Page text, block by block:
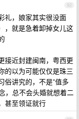
92
礼，娘家其实很没面
，就是急着卸掉女儿这
接近封建闽南，粤西更
的以为可能仅仅是珠三
俗讲究的，不是”值多
，总不会头婚就想着二
甚至领证就行